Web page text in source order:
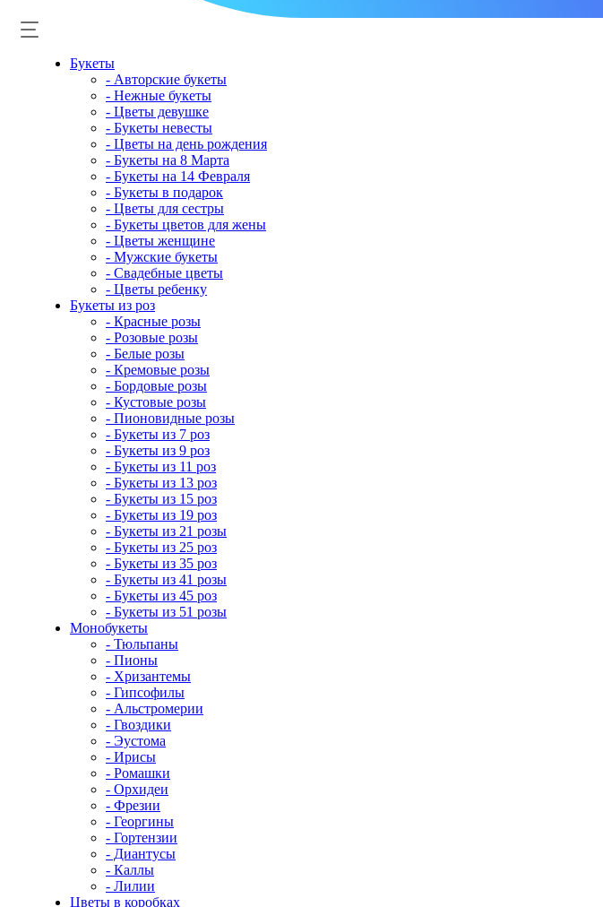
Букеты
- Авторские букеты
- Нежные букеты
- Цветы девушке
- Букеты невесты
- Цветы на день рождения
- Букеты на 8 Марта
- Букеты на 14 Февраля
- Букеты в подарок
- Цветы для сестры
- Букеты цветов для жены
- Цветы женщине
- Мужские букеты
- Свадебные цветы
- Цветы ребенку
Букеты из роз
- Красные розы
- Розовые розы
- Белые розы
- Кремовые розы
- Бордовые розы
- Кустовые розы
- Пионовидные розы
- Букеты из 7 роз
- Букеты из 9 роз
- Букеты из 11 роз
- Букеты из 13 роз
- Букеты из 15 роз
- Букеты из 19 роз
- Букеты из 21 розы
- Букеты из 25 роз
- Букеты из 35 роз
- Букеты из 41 розы
- Букеты из 45 роз
- Букеты из 51 розы
Монобукеты
- Тюльпаны
- Пионы
- Хризантемы
- Гипсофилы
- Альстромерии
- Гвоздики
- Эустома
- Ирисы
- Ромашки
- Орхидеи
- Фрезии
- Георгины
- Гортензии
- Диантусы
- Каллы
- Лилии
Цветы в коробках